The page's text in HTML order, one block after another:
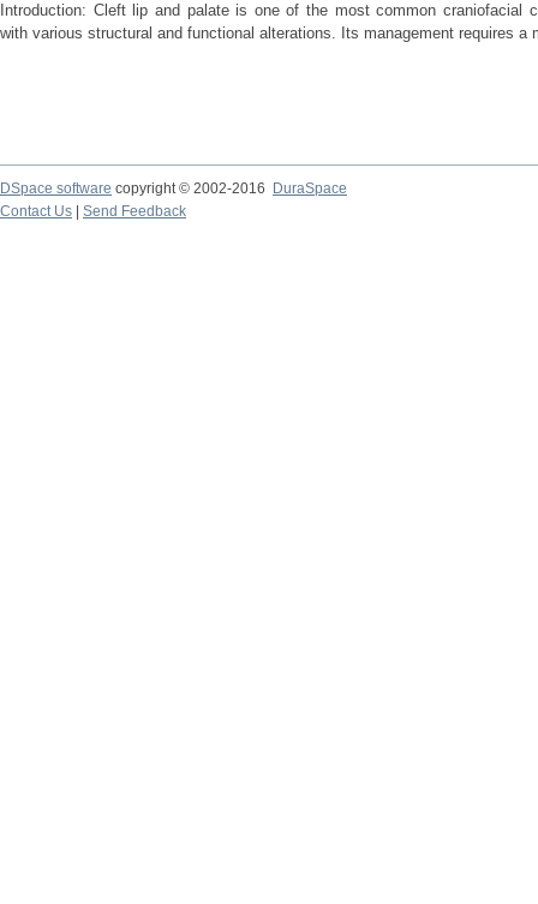
Introduction: Cleft lip and palate is one of the most common craniofacial
with various structural and functional alterations. Its management requires a
DSpace software copyright © 2002-2016
DuraSpace
Contact Us
Send Feedback